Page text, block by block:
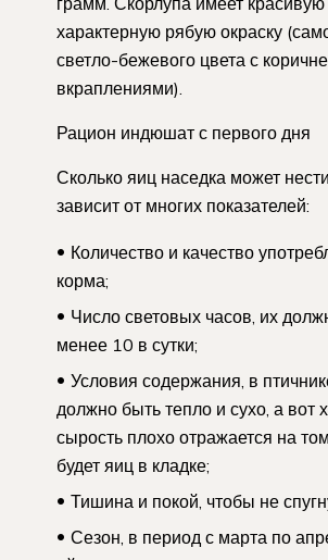
характерную рябую окраску
светло-бежевого цвета с
вкраплениями).
Рацион индюшат с первого дня
Сколько яиц наседка может
зависит от многих показателей:
Количество и качество
корма;
Число световых часов, их
менее 10 в сутки;
Условия содержания, в
должно быть тепло и сухо, а вот
сырость плохо отражается на
будет яиц в кладке;
Тишина и покой, чтобы не
Сезон, в период с марта по